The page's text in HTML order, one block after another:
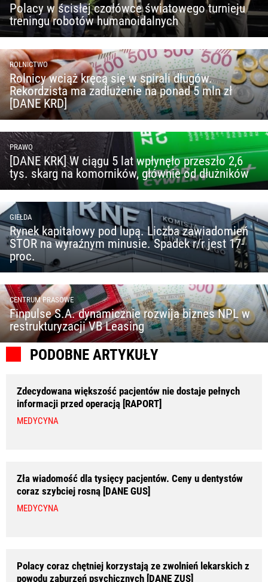
Polacy w ścisłej czołówce światowego turnieju
treningu robotów humanoidalnych
ROLNICTWO
Rolnicy wciąż kręcą się w spirali długów.
Rekordzista ma zadłużenie na ponad 5 mln zł
[DANE KRD]
PRAWO
[DANE KRK] W ciągu 5 lat wpłynęło przeszło 2,6
tys. skarg na komorników, głównie od dłużników
GIEŁDA
Rynek kapitałowy pod lupą. Liczba zawiadomień
STOR na wyraźnym minusie. Spadek r/r jest 17-
proc.
CENTRUM PRASOWE
Finpulse S.A. dynamicznie rozwija biznes NPL w
restrukturyzacji VB Leasing
PODOBNE ARTYKUŁY
Zdecydowana większość pacjentów nie dostaje pełnych
informacji przed operacją [RAPORT]
MEDYCYNA
Zła wiadomość dla tysięcy pacjentów. Ceny u dentystów
coraz szybciej rosną [DANE GUS]
MEDYCYNA
Polacy coraz chętniej korzystają ze zwolnień lekarskich z
powodu zaburzeń psychicznych [DANE ZUS]